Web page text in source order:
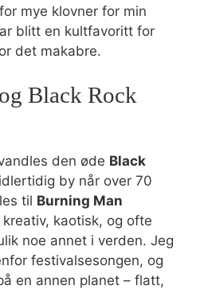
mye klovner for min
blitt en kultfavoritt for
det makabre.
Black Rock
den øde Black
by når over 70
til Burning Man
kaotisk, og ofte
noe annet i verden. Jeg
festivalsesongen, og
en annen planet – flatt,